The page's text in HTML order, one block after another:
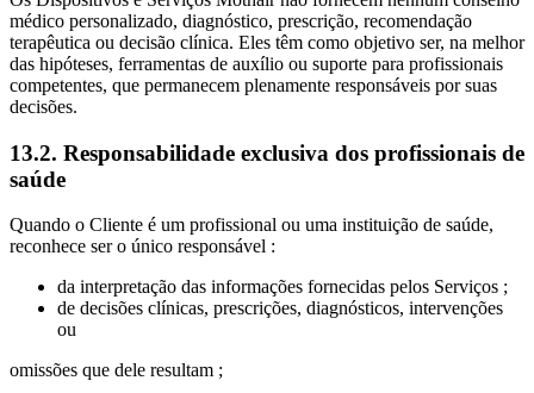
médico personalizado, diagnóstico, prescrição, recomendação
terapêutica ou decisão clínica. Eles têm como objetivo ser, na melhor
das hipóteses, ferramentas de auxílio ou suporte para profissionais
competentes, que permanecem plenamente responsáveis por suas
decisões.
13.2. Responsabilidade exclusiva dos profissionais de
saúde
Quando o Cliente é um profissional ou uma instituição de saúde,
reconhece ser o único responsável :
da interpretação das informações fornecidas pelos Serviços ;
de decisões clínicas, prescrições, diagnósticos, intervenções
ou
omissões que dele resultam ;